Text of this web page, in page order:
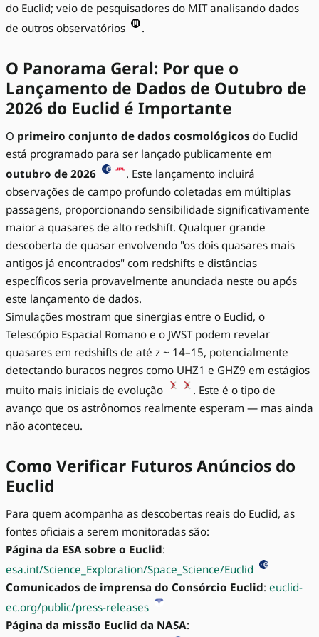
do Euclid; veio de pesquisadores do MIT analisando dados
de outros observatórios
.
O Panorama Geral: Por que o
Lançamento de Dados de Outubro de
2026 do Euclid é Importante
O primeiro conjunto de dados cosmológicos do Euclid
está programado para ser lançado publicamente em
outubro de 2026
. Este lançamento incluirá
observações de campo profundo coletadas em múltiplas
passagens, proporcionando sensibilidade significativamente
maior a quasares de alto redshift. Qualquer grande
descoberta de quasar envolvendo "os dois quasares mais
antigos já encontrados" com redshifts e distâncias
específicos seria provavelmente anunciada neste ou após
este lançamento de dados.
Simulações mostram que sinergias entre o Euclid, o
Telescópio Espacial Romano e o JWST podem revelar
quasares em redshifts de até z ~ 14–15, potencialmente
detectando buracos negros como UHZ1 e GHZ9 em estágios
muito mais iniciais de evolução
. Este é o tipo de
avanço que os astrônomos realmente esperam — mas ainda
não aconteceu.
Como Verificar Futuros Anúncios do
Euclid
Para quem acompanha as descobertas reais do Euclid, as
fontes oficiais a serem monitoradas são:
Página da ESA sobre o Euclid:
esa.int/Science_Exploration/Space_Science/Euclid
Comunicados de imprensa do Consórcio Euclid: euclid-
ec.org/public/press-releases
Página da missão Euclid da NASA: